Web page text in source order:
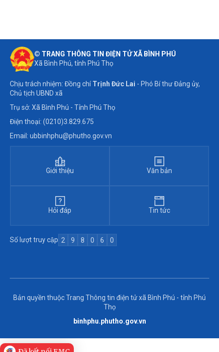
© TRANG THÔNG TIN ĐIỆN TỬ XÃ BÌNH PHÚ
Xã Bình Phú, tỉnh Phú Thọ
Chịu trách nhiệm: Đồng chíTrịnh Đức Lai - Phó Bí thư Đảng ủy,
Chủ tịch UBND xã
Trụ sở: Xã Bình Phú - Tỉnh Phú Thọ
Điện thoại: (0210)3.829.675
Email: ubbinhphu@phutho.gov.vn
Giới thiệu Văn bản
Hỏi đáp Tin tức
Số lượt truy cập 2 9 8 0 6 0
Bản quyền thuộc Trang Thông tin điện tử xã Bình Phú - tỉnh Phú
Thọ
binhphu.phutho.gov.vn